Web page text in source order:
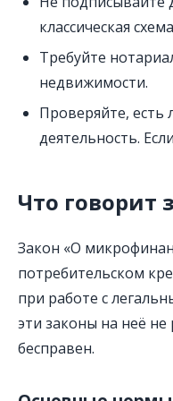
классическая
Требуйте
недвижимости.
Проверяйте, есть
деятельность.
Что говорит
Закон «О
потребительском
при работе с
эти законы на неё
бесправен.